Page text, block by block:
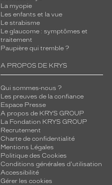
La myopie
Les enfants et la vue
Le strabisme
Le glaucome : symptômes et
traitement
Paupière qui tremble ?
A PROPOS DE KRYS
Qui sommes-nous ?
Les preuves de la confiance
Espace Presse
A propos de KRYS GROUP
La Fondation KRYS GROUP
Recrutement
Charte de confidentialité
Mentions Légales
Politique des Cookies
Conditions générales d'utilisation
Accessibilité
Gérer les cookies